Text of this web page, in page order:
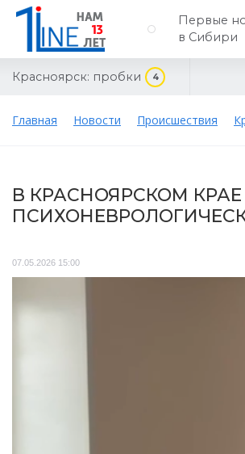
Первые
в Сибири
Красноярск: пробки 4
Главная Новости Происшествия
В КРАСНОЯРСКОМ
07.05.2026 15:00